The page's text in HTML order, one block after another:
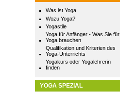
Was ist Yoga
Wozu Yoga?
Yogastile
Yoga für Anfänger - Was Sie für
Yoga brauchen
Qualifikation und Kriterien des
Yoga-Unterrichts
Yogakurs oder Yogalehrerin
finden
YOGA SPEZIAL